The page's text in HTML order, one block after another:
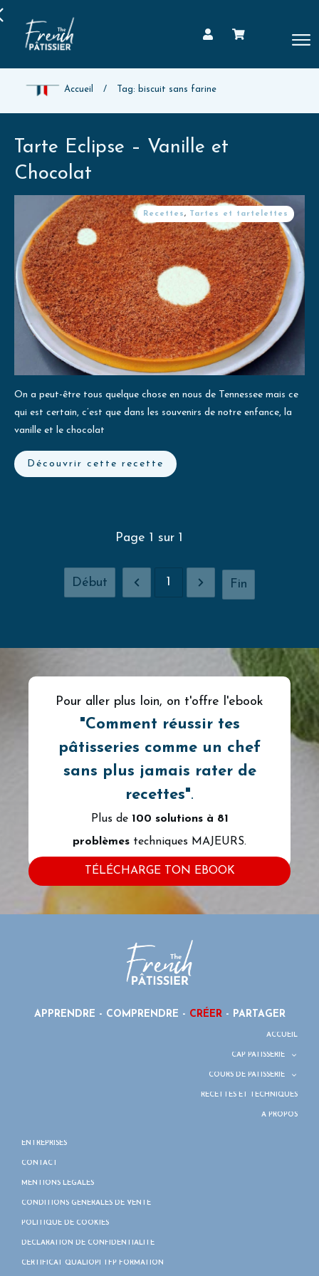
Accueil / Tag: biscuit sans farine
Tarte Eclipse – Vanille et
Chocolat
Recettes, Tartes et tartelettes
On a peut-être tous quelque chose en nous de Tennessee mais ce
qui est certain, c’est que dans les souvenirs de notre enfance, la
vanille et le chocolat
Découvrir cette recette
Page 1 sur 1
Début 1 Fin
Pour aller plus loin, on t'offre l'ebook
"Comment réussir tes
pâtisseries comme un chef
sans plus jamais rater de
recettes".
Plus de 100 solutions à 81
problèmes techniques MAJEURS.
TÉLÉCHARGE TON EBOOK
APPRENDRE - COMPRENDRE - CRÉER- PARTAGER
ACCUEIL
CAP PÂTISSERIE
COURS DE PÂTISSERIE
RECETTES ET TECHNIQUES
À PROPOS
ENTREPRISES
CONTACT
MENTIONS LÉGALES
CONDITIONS GÉNÉRALES DE VENTE
POLITIQUE DE COOKIES
DÉCLARATION DE CONFIDENTIALITÉ
CERTIFICAT QUALIOPI TFP FORMATION